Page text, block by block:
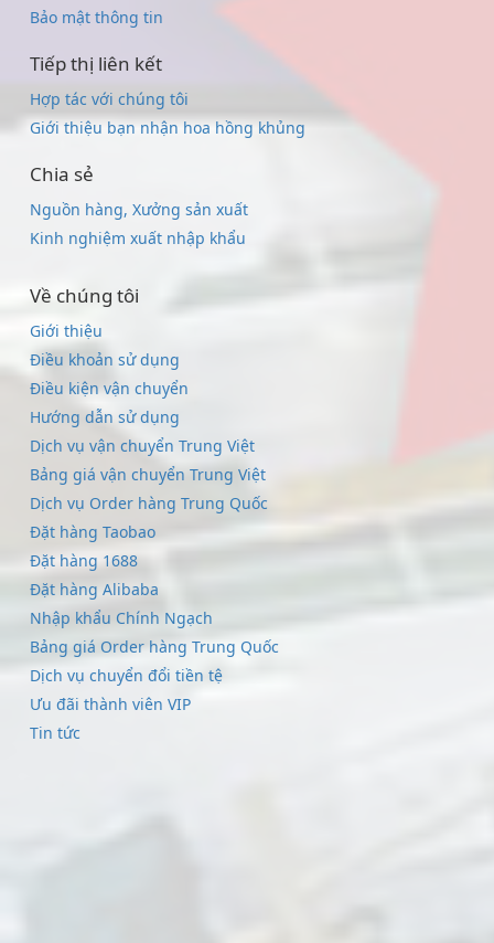
Bảo mật thông tin
Tiếp thị liên kết
Hợp tác với chúng tôi
Giới thiệu bạn nhận hoa hồng khủng
Chia sẻ
Nguồn hàng, Xưởng sản xuất
Kinh nghiệm xuất nhập khẩu
Về chúng tôi
Giới thiệu
Điều khoản sử dụng
Điều kiện vận chuyển
Hướng dẫn sử dụng
Dịch vụ vận chuyển Trung Việt
Bảng giá vận chuyển Trung Việt
Dịch vụ Order hàng Trung Quốc
Đặt hàng Taobao
Đặt hàng 1688
Đặt hàng Alibaba
Nhập khẩu Chính Ngạch
Bảng giá Order hàng Trung Quốc
Dịch vụ chuyển đổi tiền tệ
Ưu đãi thành viên VIP
Tin tức